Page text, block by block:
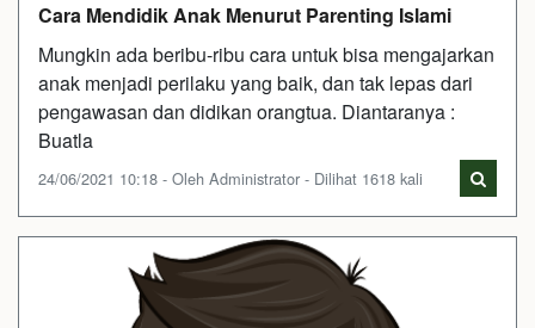
Cara Mendidik Anak Menurut Parenting Islami
Mungkin ada beribu-ribu cara untuk bisa mengajarkan
anak menjadi perilaku yang baik, dan tak lepas dari
pengawasan dan didikan orangtua. Diantaranya :
Buatla
24/06/2021 10:18 - Oleh Administrator - Dilihat 1618 kali